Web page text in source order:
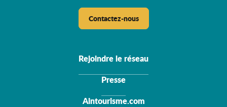
Contactez-nous
Rejoindre le réseau
Presse
Aintourisme.com